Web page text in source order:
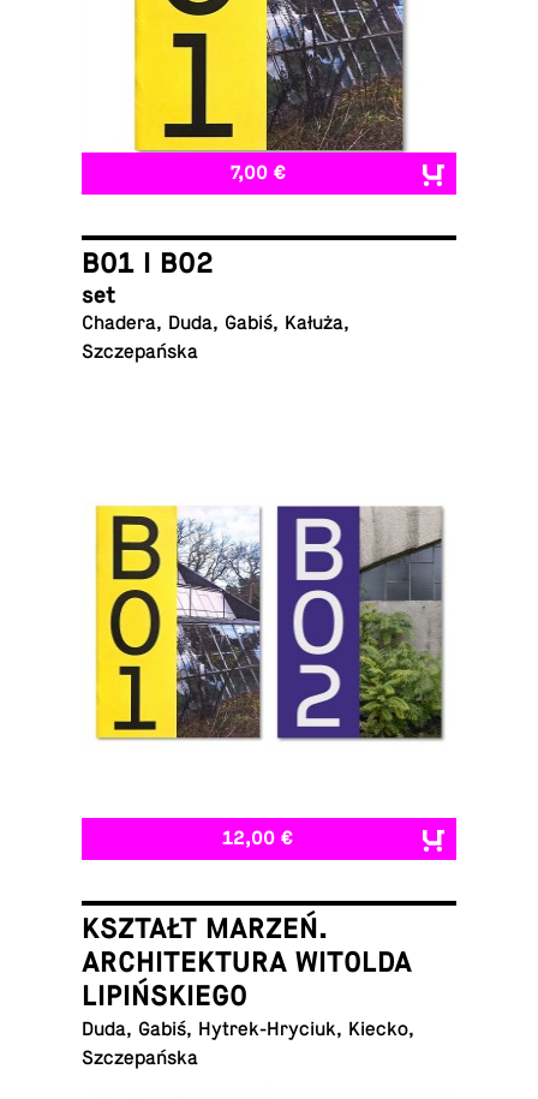
7,00 €
B01 I B02
set
Chadera, Duda, Gabiś, Kałuża,
Szczepańska
12,00 €
KSZTAŁT MARZEŃ.
ARCHITEKTURA WITOLDA
LIPIŃSKIEGO
Duda, Gabiś, Hytrek-Hryciuk, Kiecko,
Szczepańska